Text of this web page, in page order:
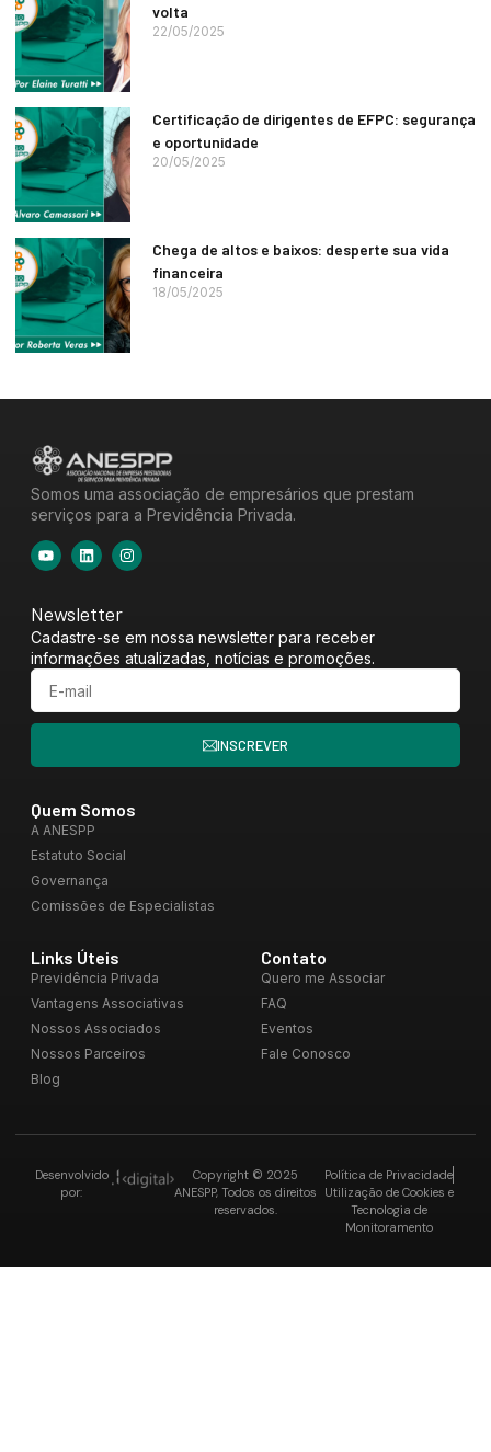
volta
22/05/2025
Certificação de dirigentes de EFPC: segurança
e oportunidade
20/05/2025
Chega de altos e baixos: desperte sua vida
financeira
18/05/2025
Somos uma associação de empresários que prestam
serviços para a Previdência Privada.
Quem Somos
A ANESPP
Estatuto Social
Governança
Comissões de Especialistas
Links Úteis
Previdência Privada
Vantagens Associativas
Nossos Associados
Nossos Parceiros
Blog
Contato
Quero me Associar
FAQ
Eventos
Fale Conosco
Newsletter
Cadastre-se em nossa newsletter para receber
informações atualizadas, notícias e promoções.
INSCREVER
Copyright © 2025
ANESPP, Todos os direitos
reservados.
Desenvolvido
por:
Política de Privacidade
Utilização de Cookies e
Tecnologia de
Monitoramento